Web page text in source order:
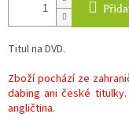
Titul na DVD.
Zboží pochází ze
dabing ani české
angličtina.